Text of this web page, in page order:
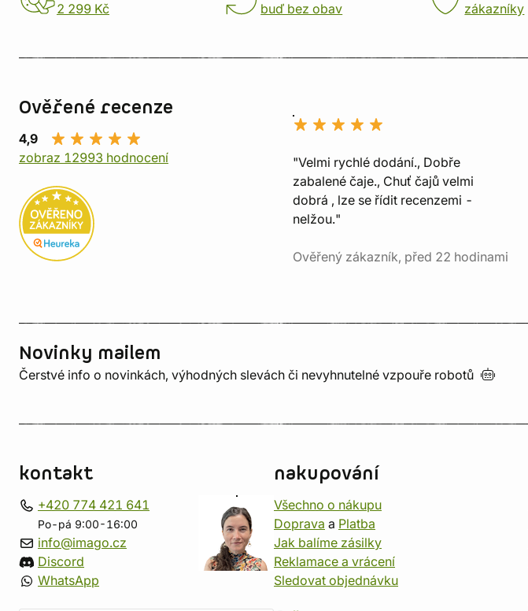
2 299 Kč
buď bez obav
zákazníky
Ověřené recenze
4,9
zobraz 12993 hodnocení
"Velmi rychlé dodání., Dobře
zabalené čaje., Chuť čajů velmi
dobrá , lze se řídit recenzemi -
nelžou."
Ověřený zákazník, před 22 hodinami
Novinky mailem
Čerstvé info o novinkách, výhodných slevách či nevyhnutelné vzpouře robotů
kontakt
+420 774 421 641
Po-pá 9:00-16:00
info@imago.cz
Discord
WhatsApp
nakupování
Všechno o nákupu
Doprava a Platba
Jak balíme zásilky
Reklamace a vrácení
Sledovat objednávku